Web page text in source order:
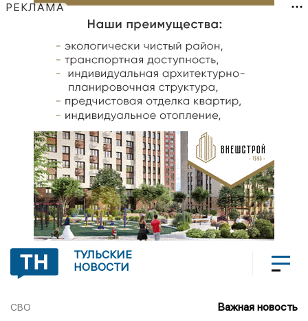
РЕКЛАМА
ТУЛЬСКИЕ
НОВОСТИ
СВО Важная новость